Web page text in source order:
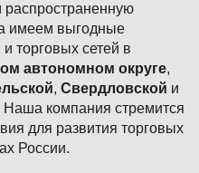
имеем выгодные
торговых сетей в
автономном округе,
, Свердловской и
Наша компания стремится
для развития торговых
России.